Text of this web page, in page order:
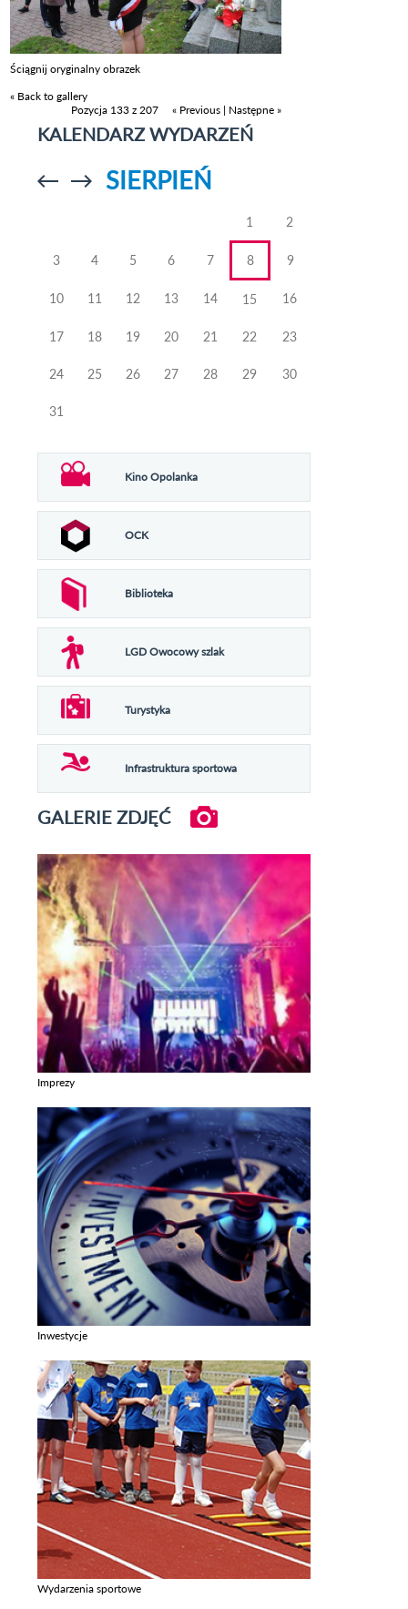
Ściągnij oryginalny obrazek
« Back to gallery
Pozycja 133 z 207
« Previous | Następne »
KALENDARZ WYDARZEŃ
Przejdź doPrzejdź do
SIERPIEŃ
1 2
3 4 5 6 7 8 9
10 11 12 13 14 15 16
17 18 19 20 21 22 23
24 25 26 27 28 29 30
31
Kino Opolanka
OCK
Biblioteka
LGD Owocowy szlak
Turystyka
Infrastruktura sportowa
GALERIE ZDJĘĆ
Imprezy
Inwestycje
Wydarzenia sportowe